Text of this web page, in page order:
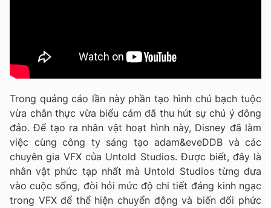
Trong quảng cáo lần này phần tạo hình chú bạch tuộc
vừa chân thực vừa biểu cảm đã thu hút sự chú ý đông
đảo. Để tạo ra nhân vật hoạt hình này, Disney đã làm
việc cùng công ty sáng tạo adam&eveDDB và các
chuyên gia VFX của Untold Studios. Được biết, đây là
nhân vật phức tạp nhất mà Untold Studios từng đưa
vào cuộc sống, đòi hỏi mức độ chi tiết đáng kinh ngạc
trong VFX để thể hiện chuyển động và biến đổi phức